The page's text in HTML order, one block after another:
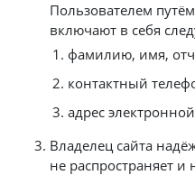
Пользователем
включают в себя
фамилию, имя,
контактный
адрес
Владелец сайта
не распространяет